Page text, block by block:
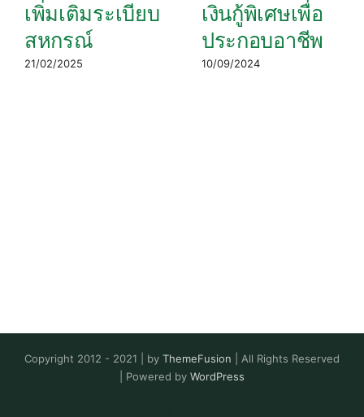
เพิ่มเติมระเบียบ
สหกรณ์
21/02/2025
เงินกู้พิเศษเพื่อ
ประกอบอาชีพ
10/09/2024
Copyright 2012 - 2021 | by ThemeFusion | All Rights Reserved
| Powered by WordPress